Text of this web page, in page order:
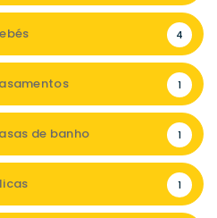
4
1
de banho 1
1